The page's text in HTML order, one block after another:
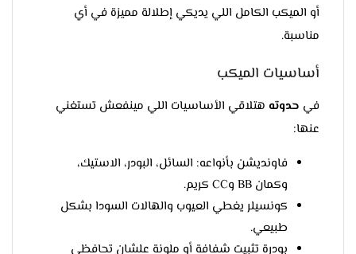
أو الميكب الكامل اللي يديكي إطلالة مميزة في أي
مناسبة.
أساسيات الميكب
في حدوته هتلاقي الأساسيات اللي مينفعش تستغني
عنها:
فاونديشن بأنواعه: السائل، البودر، الاستيك،
وكمان BB وCC كريم.
كونسيلر يغطي العيوب والهالات السودا بشكل
طبيعي.
بودرة تثبيت شفافة أو ملونة علشان تحافظي